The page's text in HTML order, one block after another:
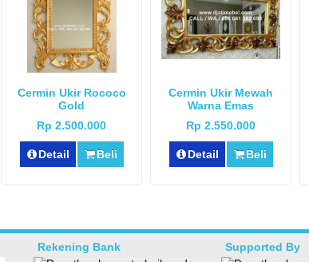
Cermin Ukir Rococo
Gold
Rp 2.500.000
Detail Beli
Cermin Ukir Mewah
Warna Emas
Rp 2.550.000
Detail Beli
Rekening Bank Supported By